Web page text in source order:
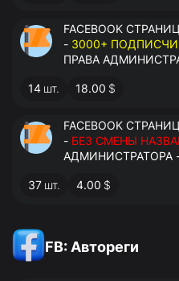
FACEBOOK
- 3000+
ПРАВА
ЗАПОЛНЕННАЯ
14 шт. 18.00 $
FACEBOOK
- БЕЗ СМЕНЫ
АДМИНИСТРАТОРА
ЗАПОЛНЕННАЯ
37 шт. 4.00 $
FB: Автореги